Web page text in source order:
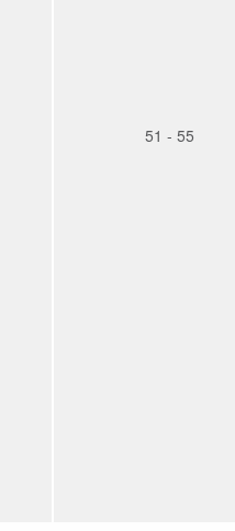
51 - 55